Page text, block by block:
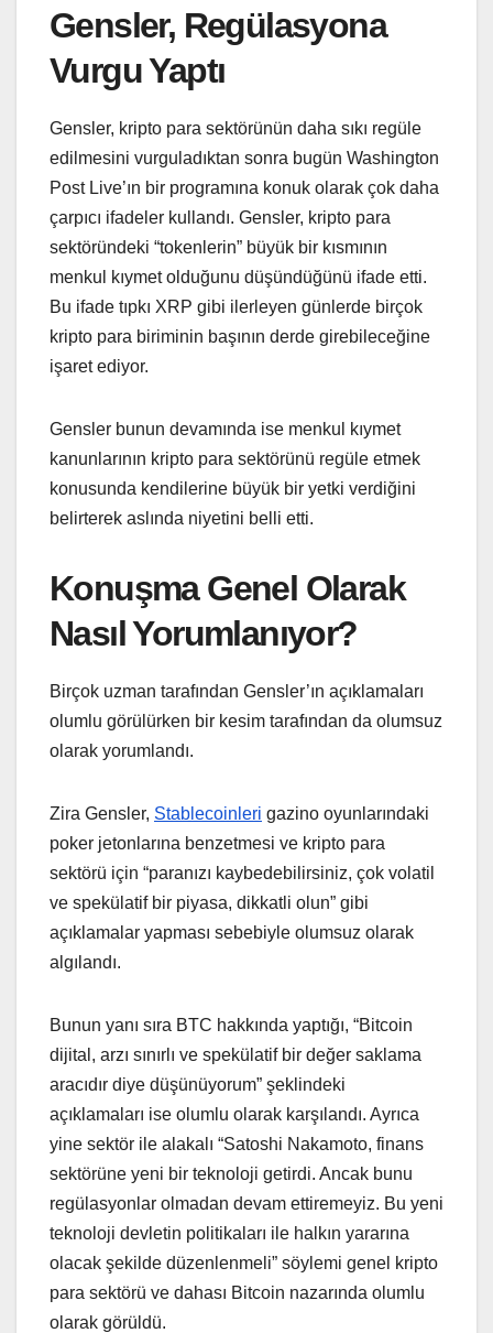
Gensler, Regülasyona
Vurgu Yaptı
Gensler, kripto para sektörünün daha sıkı regüle
edilmesini vurguladıktan sonra bugün Washington
Post Live’ın bir programına konuk olarak çok daha
çarpıcı ifadeler kullandı. Gensler, kripto para
sektöründeki “tokenlerin” büyük bir kısmının
menkul kıymet olduğunu düşündüğünü ifade etti.
Bu ifade tıpkı XRP gibi ilerleyen günlerde birçok
kripto para biriminin başının derde girebileceğine
işaret ediyor.
Gensler bunun devamında ise menkul kıymet
kanunlarının kripto para sektörünü regüle etmek
konusunda kendilerine büyük bir yetki verdiğini
belirterek aslında niyetini belli etti.
Konuşma Genel Olarak
Nasıl Yorumlanıyor?
Birçok uzman tarafından Gensler’ın açıklamaları
olumlu görülürken bir kesim tarafından da olumsuz
olarak yorumlandı.
Zira Gensler, Stablecoinleri gazino oyunlarındaki
poker jetonlarına benzetmesi ve kripto para
sektörü için “paranızı kaybedebilirsiniz, çok volatil
ve spekülatif bir piyasa, dikkatli olun” gibi
açıklamalar yapması sebebiyle olumsuz olarak
algılandı.
Bunun yanı sıra BTC hakkında yaptığı, “Bitcoin
dijital, arzı sınırlı ve spekülatif bir değer saklama
aracıdır diye düşünüyorum” şeklindeki
açıklamaları ise olumlu olarak karşılandı. Ayrıca
yine sektör ile alakalı “Satoshi Nakamoto, finans
sektörüne yeni bir teknoloji getirdi. Ancak bunu
regülasyonlar olmadan devam ettiremeyiz. Bu yeni
teknoloji devletin politikaları ile halkın yararına
olacak şekilde düzenlenmeli” söylemi genel kripto
para sektörü ve dahası Bitcoin nazarında olumlu
olarak görüldü.